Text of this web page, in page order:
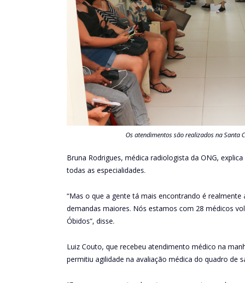
Os atendimentos são realizados na Santa
Bruna Rodrigues, médica radiologista da ONG,
todas as especialidades.
“Mas o que a gente tá mais encontrando é
demandas maiores. Nós estamos com 28 médicos
Óbidos”, disse.
Luiz Couto, que recebeu atendimento médico na
permitiu agilidade na avaliação médica do quadro de